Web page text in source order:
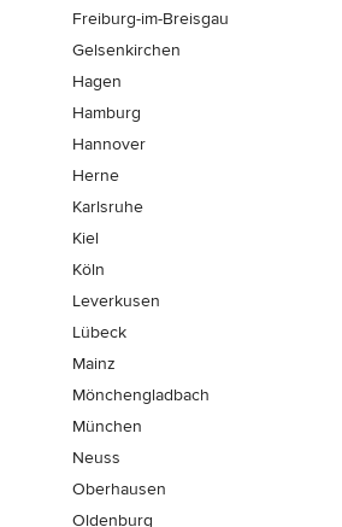
Freiburg-im-Breisgau
Gelsenkirchen
Hagen
Hamburg
Hannover
Herne
Karlsruhe
Kiel
Köln
Leverkusen
Lübeck
Mainz
Mönchen­gladbach
München
Neuss
Oberhausen
Oldenburg